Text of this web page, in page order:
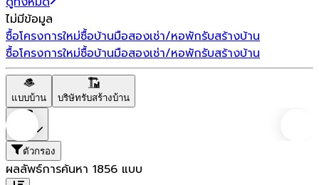
ไม่มีข้อมูล
ซื้อโครงการใหม่ซื้อบ้านมือสองเช่า/หอพักรับสร้างบ้าน
ซื้อโครงการใหม่ซื้อบ้านมือสองเช่า/หอพักรับสร้างบ้าน
แบบบ้าน บริษัทรับสร้างบ้าน
ตัวกรอง
ผลลัพธ์การค้นหา 1856 แบบ